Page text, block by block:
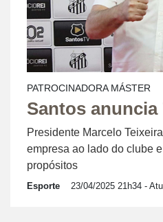
PATROCINADORA MÁSTER
Santos anuncia
Presidente Marcelo
empresa ao lado do clube
propósitos
Esporte 23/04/2025 21h34 -